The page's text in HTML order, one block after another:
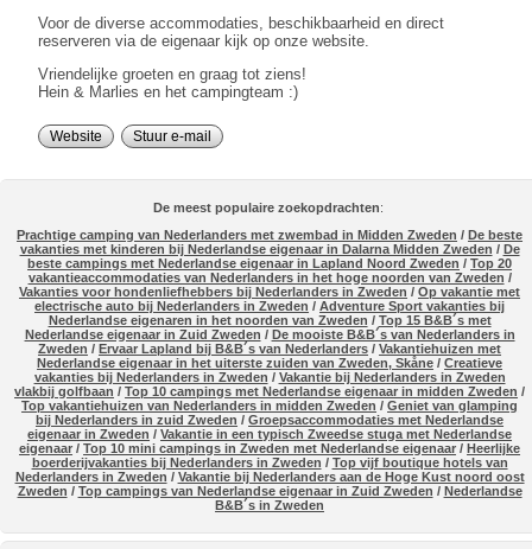
Voor de diverse accommodaties, beschikbaarheid en direct
reserveren via de eigenaar kijk op onze website.
Vriendelijke groeten en graag tot ziens!
Hein & Marlies en het campingteam :)
Website Stuur e-mail
De meest populaire zoekopdrachten:
Prachtige camping van Nederlanders met zwembad in Midden Zweden /De beste
vakanties met kinderen bij Nederlandse eigenaar in Dalarna Midden Zweden / De
beste campings met Nederlandse eigenaar in Lapland Noord Zweden /Top 20
vakantieaccommodaties van Nederlanders in het hoge noorden van Zweden /
Vakanties voor hondenliefhebbers bij Nederlanders in Zweden /Op vakantie met
electrische auto bij Nederlanders in Zweden /Adventure Sport vakanties bij
Nederlandse eigenaren in het noorden van Zweden / Top 15 B&B´s met
Nederlandse eigenaar in Zuid Zweden / De mooiste B&B´s van Nederlanders in
Zweden /Ervaar Lapland bij B&B´s van Nederlanders /Vakantiehuizen met
Nederlandse eigenaar in het uiterste zuiden van Zweden, Skåne /Creatieve
vakanties bij Nederlanders in Zweden / Vakantie bij Nederlanders in Zweden
vlakbij golfbaan /Top 10 campings met Nederlandse eigenaar in midden Zweden /
Top vakantiehuizen van Nederlanders in midden Zweden /Geniet van glamping
bij Nederlanders in zuid Zweden /Groepsaccommodaties met Nederlandse
eigenaar in Zweden /Vakantie in een typisch Zweedse stuga met Nederlandse
eigenaar /Top 10 mini campings in Zweden met Nederlandse eigenaar /Heerlijke
boerderijvakanties bij Nederlanders in Zweden / Top vijf boutique hotels van
Nederlanders in Zweden / Vakantie bij Nederlanders aan de Hoge Kust noord oost
Zweden / Top campings van Nederlandse eigenaar in Zuid Zweden / Nederlandse
B&B´s in Zweden